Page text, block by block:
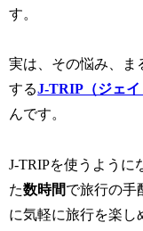
す。
実は、その悩み、ま
するJ-TRIP（ジェイ
んです。
J-TRIPを使うように
た数時間で旅行の手
に気軽に旅行を楽し